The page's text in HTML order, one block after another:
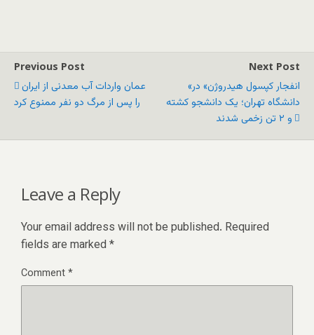
Previous Post
عمان واردات آب معدنی از ایران
را پس از مرگ دو نفر ممنوع کرد
Next Post
«انفجار کپسول هیدروژن» در
دانشگاه تهران؛ یک دانشجو کشته
و ۲ تن زخمی شدند
Leave a Reply
Your email address will not be published. Required
fields are marked *
Comment*